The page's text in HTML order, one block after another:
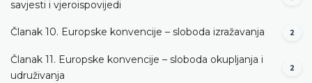
savjesti i vjeroispovijedi
Članak 10. Europske konvencije – sloboda izražavanja 2
Članak 11. Europske konvencije – sloboda okupljanja i
udruživanja
2